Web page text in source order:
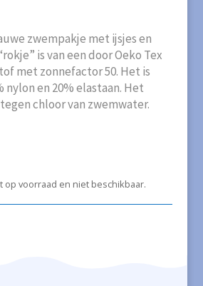
zwempakje met ijsjes en
is van een door Oeko Tex
met zonnefactor 50. Het is
nylon en 20% elastaan. Het
chloor van zwemwater.
op voorraad en niet beschikbaar.